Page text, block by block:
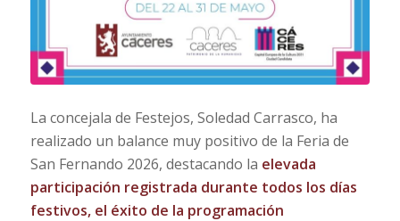
La concejala de Festejos, Soledad Carrasco, ha
realizado un balance muy positivo de la Feria de
San Fernando 2026, destacando la elevada
participación registrada durante todos los días
festivos, el éxito de la programación